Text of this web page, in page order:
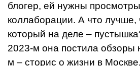
блогер, ей нужны
коллаборации. А что лучше,
который на деле –
2023-м она постила обзоры
м – сторис о жизни в